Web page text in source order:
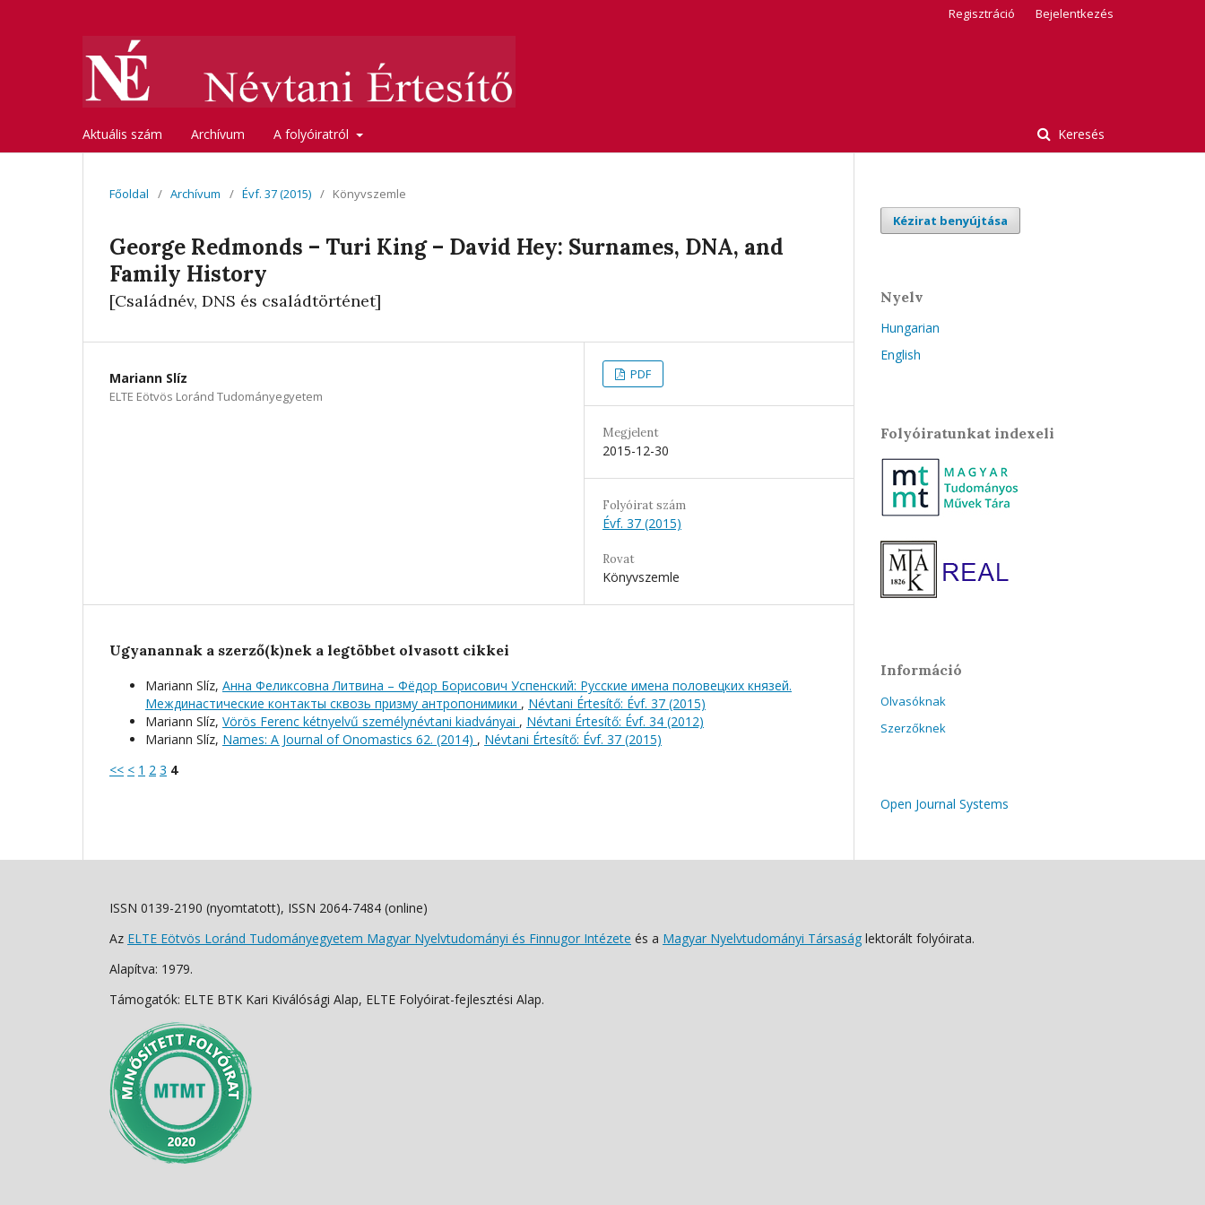
Aktuális szám Archívum A folyóiratról Keresés
Regisztráció Bejelentkezés
Főoldal / Archívum / Évf. 37 (2015) / Könyvszemle
George Redmonds – Turi King – David Hey: Surnames, DNA, and
Family History
[Családnév, DNS és családtörténet]
Mariann Slíz
ELTE Eötvös Loránd Tudományegyetem
PDF
Megjelent
2015-12-30
Folyóirat szám
Évf. 37 (2015)
Rovat
Könyvszemle
Ugyanannak a szerző(k)nek a legtöbbet olvasott cikkei
Mariann Slíz, Анна Феликсовна Литвина – Фёдор Борисович Успенский: Русские имена половецких князей.
Междинастические контакты сквозь призму антропонимики , Névtani Értesítő: Évf. 37 (2015)
Mariann Slíz, Vörös Ferenc kétnyelvű személynévtani kiadványai , Névtani Értesítő: Évf. 34 (2012)
Mariann Slíz, Names: A Journal of Onomastics 62. (2014) , Névtani Értesítő: Évf. 37 (2015)
<< < 1 2 3 4
Kézirat benyújtása
Nyelv
Hungarian
English
Folyóiratunkat indexeli
Információ
Olvasóknak
Szerzőknek
Open Journal Systems
ISSN 0139-2190 (nyomtatott), ISSN 2064-7484 (online)
Az ELTE Eötvös Loránd Tudományegyetem Magyar Nyelvtudományi és Finnugor Intézete és a Magyar Nyelvtudományi Társaság lektorált folyóirata.
Alapítva: 1979.
Támogatók: ELTE BTK Kari Kiválósági Alap, ELTE Folyóirat-fejlesztési Alap.